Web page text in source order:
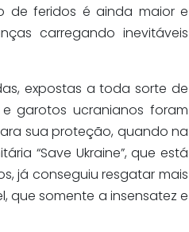
de feridos é ainda maior e
carregando inevitáveis
expostas a toda sorte de
garotos ucranianos foram
sua proteção, quando na
“Save Ukraine”, que está
já conseguiu resgatar mais
que somente a insensatez e